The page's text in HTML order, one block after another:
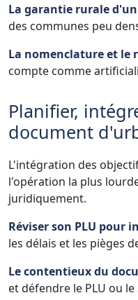
La garantie rurale
des communes peu
La nomenclature et le
compte comme
Planifier,
document
L'intégration des
l'opération la plus
juridiquement.
Réviser son PLU pour
les délais et les pièges
Le contentieux du
et défendre le PLU ou